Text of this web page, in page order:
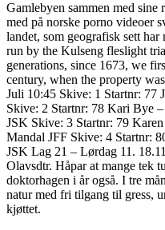
Gamlebyen sammen med
med på norske porno videoer
landet, som geografisk sett
run by the Kulseng fleslight
generations, since 1673, we
century, when the property
Juli 10:45 Skive: 1 Startnr: 77
Skive: 2 Startnr: 78 Kari Bye
JSK Skive: 3 Startnr: 79
Mandal JFF Skive: 4 Startnr:
JSK Lag 21 – Lørdag 11.
Olavsdtr. Håpar at mange tek
doktorhagen i år også. I tre
natur med fri tilgang til gress,
kjøttet.